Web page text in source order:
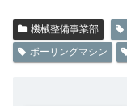
機械整備事業部
ボーリングマシン